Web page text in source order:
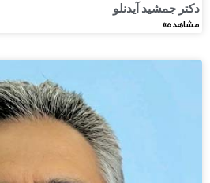
دکتر جمشید آیدنلو
مشاهده»